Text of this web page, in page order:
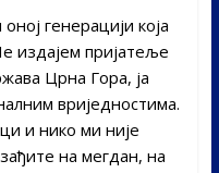
генерацији која
издајем пријатеље
Црна Гора, ја
вриједностима.
и нико ми није
на мегдан, на